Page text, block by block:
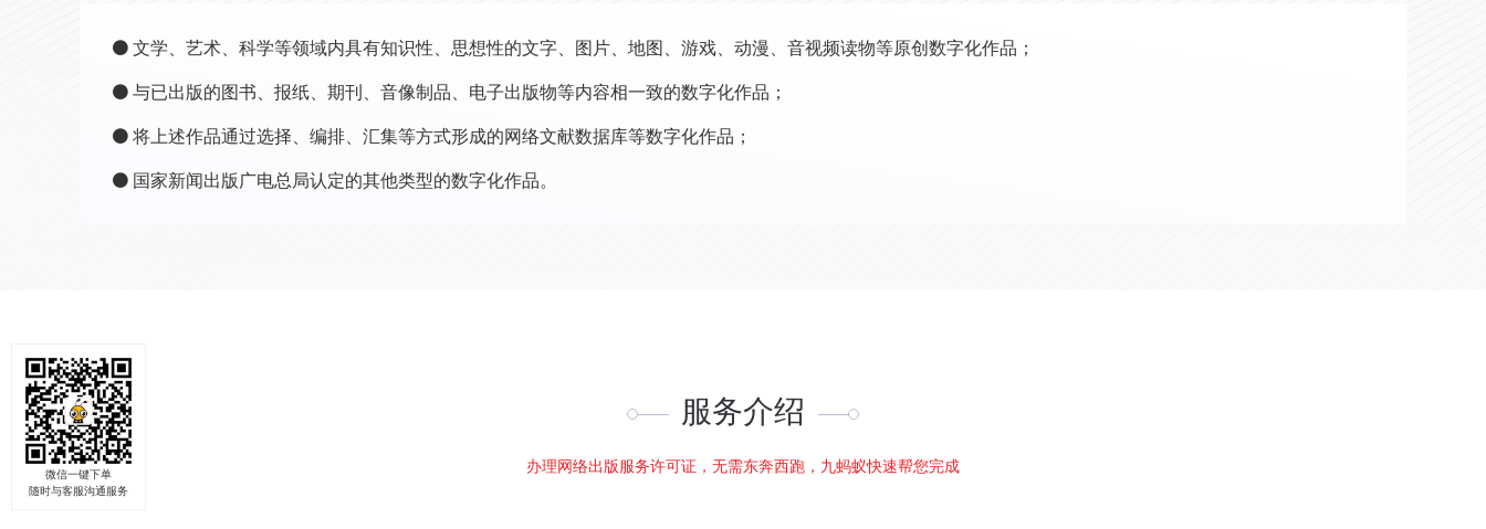
文学、艺术、科学等领域内具有知识性、思想性的文字、图片、地图、游戏、动漫、音视频读物等原创数字化作品；
与已出版的图书、报纸、期刊、音像制品、电子出版物等内容相一致的数字化作品；
将上述作品通过选择、编排、汇集等方式形成的网络文献数据库等数字化作品；
国家新闻出版广电总局认定的其他类型的数字化作品。
服务介绍
办理网络出版服务许可证，无需东奔西跑，九蚂蚁快速帮您完成
微信一键下单
随时与客服沟通服务